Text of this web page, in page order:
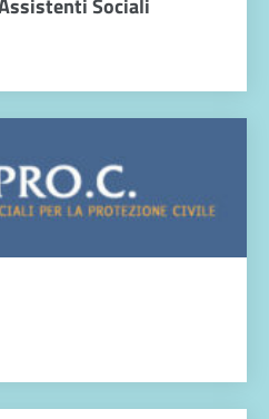
Sociali